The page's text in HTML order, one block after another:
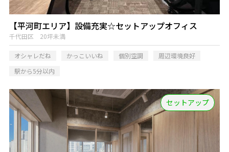
【平河町エリア】設備充実☆セットアップオフィス
千代田区 20坪未満
オシャレだね かっこいいね 個別空調
周辺環境良好
駅から5分以内
セットアップ